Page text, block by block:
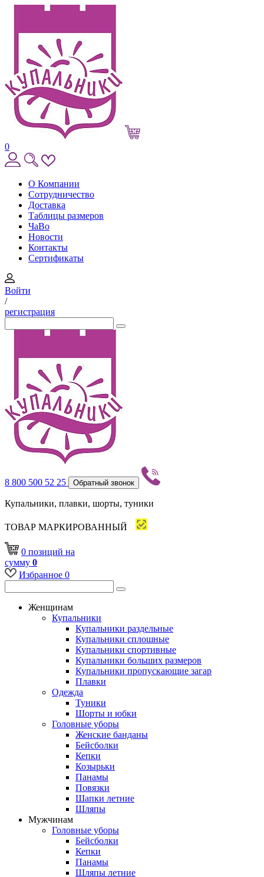
0
О Компании
Сотрудничество
Доставка
Таблицы размеров
ЧаВо
Новости
Контакты
Сертификаты
Войти
/
регистрация
8 800 500 52 25 Обратный звонок
Купальники, плавки, шорты, туники
ТОВАР МАРКИРОВАННЫЙ
0 позиций на
сумму 0
Избранное 0
Женщинам
Купальники
Купальники раздельные
Купальники сплошные
Купальники спортивные
Купальники больших размеров
Купальники пропускающие загар
Плавки
Одежда
Туники
Шорты и юбки
Головные уборы
Женские банданы
Бейсболки
Кепки
Козырьки
Панамы
Повязки
Шапки летние
Шляпы
Мужчинам
Головные уборы
Бейсболки
Кепки
Панамы
Шляпы летние